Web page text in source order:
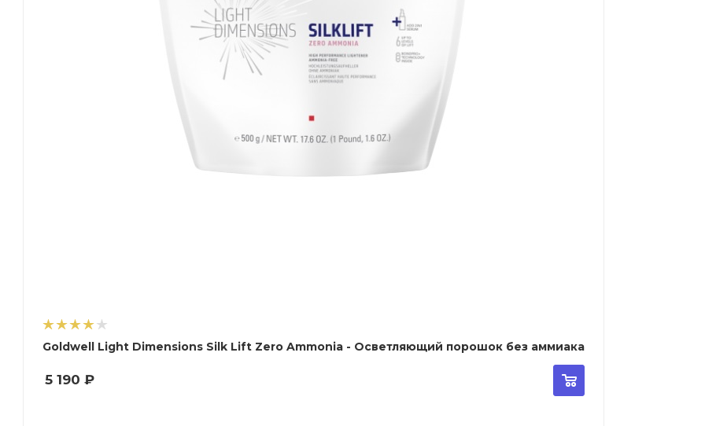
Goldwell Light Dimensions Silk Lift Zero Ammonia - Осветляющий порошок без аммиака
5 190 ₽